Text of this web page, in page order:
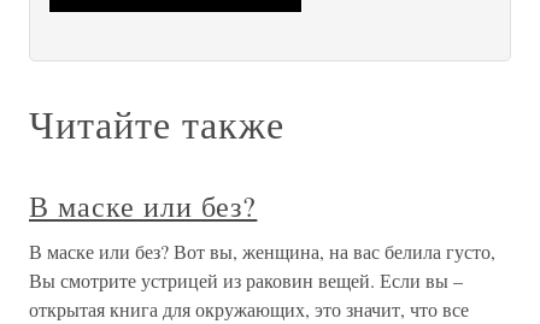
Читайте также
В маске или без?
В маске или без? Вот вы, женщина, на вас белила густо,
Вы смотрите устрицей из раковин вещей. Если вы –
открытая книга для окружающих, это значит, что все